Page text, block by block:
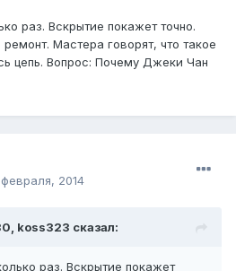
раз. Вскрытие покажет точно.
Мастера говорят, что такое
цепь. Вопрос: Почему Джеки Чан
2014
koss323 сказал:
раз. Вскрытие покажет